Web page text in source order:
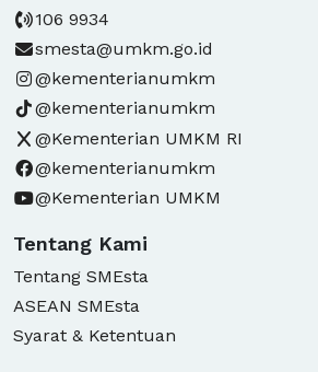
106 9934
smesta@umkm.go.id
@kementerianumkm
@kementerianumkm
@Kementerian UMKM RI
@kementerianumkm
@Kementerian UMKM
Tentang Kami
Tentang SMEsta
ASEAN SMEsta
Syarat & Ketentuan